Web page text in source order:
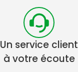
Un service client
à votre écoute